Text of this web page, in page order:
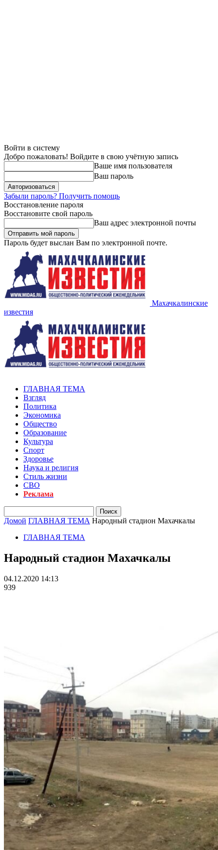
Войти в систему
Добро пожаловать! Войдите в свою учётную запись
Ваше имя пользователя
Ваш пароль
Забыли пароль? Получить помощь
Восстановление пароля
Восстановите свой пароль
Ваш адрес электронной почты
Пароль будет выслан Вам по электронной почте.
Махачкалинские
известия
ГЛАВНАЯ ТЕМА
Взгляд
Политика
Экономика
Общество
Образование
Культура
Спорт
Здоровье
Наука и религия
Стиль жизни
СВО
Реклама
Домой ГЛАВНАЯ ТЕМА Народный стадион Махачкалы
ГЛАВНАЯ ТЕМА
Народный стадион Махачкалы
04.12.2020 14:13
939